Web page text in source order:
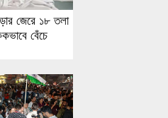
জেরে ১৮ তলা
বেঁচে